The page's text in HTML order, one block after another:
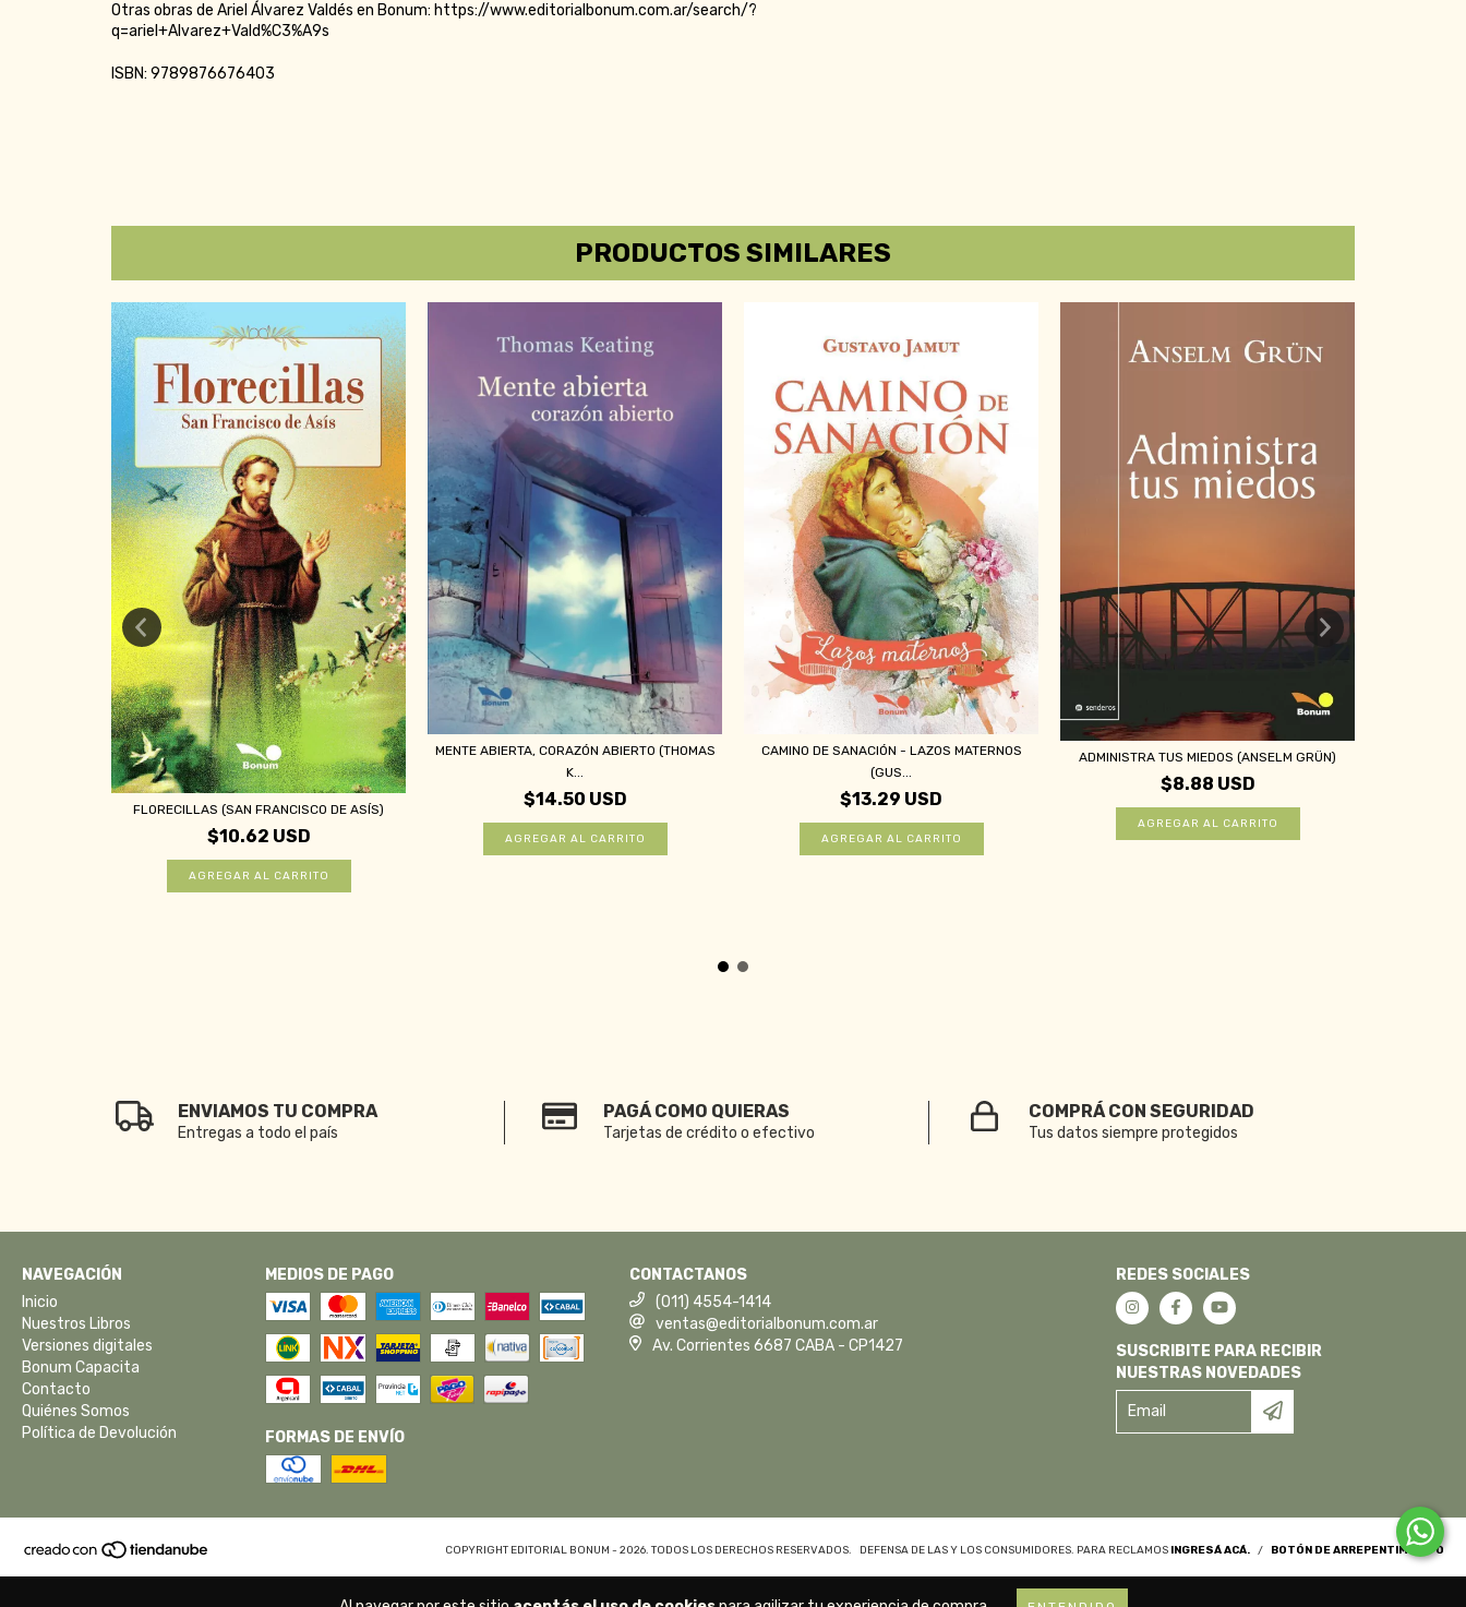
Otras obras de Ariel Álvarez Valdés en Bonum: https://www.editorialbonum.com.ar/search/?
q=ariel+Alvarez+Vald%C3%A9s
ISBN: 9789876676403
PRODUCTOS SIMILARES
FLORECILLAS (SAN FRANCISCO DE ASÍS)
$10.62 USD
MENTE ABIERTA, CORAZÓN ABIERTO (THOMAS
K...
$14.50 USD
CAMINO DE SANACIÓN - LAZOS MATERNOS
(GUS...
$13.29 USD
ADMINISTRA TUS MIEDOS (ANSELM GRÜN)
$8.88 USD
ENVIAMOS TU COMPRA
Entregas a todo el país
PAGÁ COMO QUIERAS
Tarjetas de crédito o efectivo
COMPRÁ CON SEGURIDAD
Tus datos siempre protegidos
NAVEGACIÓN
Inicio
Nuestros Libros
Versiones digitales
Bonum Capacita
Contacto
Quiénes Somos
Política de Devolución
MEDIOS DE PAGO
FORMAS DE ENVÍO
CONTACTANOS
(011) 4554-1414
ventas@editorialbonum.com.ar
Av. Corrientes 6687 CABA - CP1427
REDES SOCIALES
SUSCRIBITE PARA RECIBIR
NUESTRAS NOVEDADES
COPYRIGHT EDITORIAL BONUM - 2026. TODOS LOS DERECHOS RESERVADOS. DEFENSA DE LAS Y LOS CONSUMIDORES. PARA RECLAMOS INGRESÁ ACÁ. / BOTÓN DE ARREPENTIMIENTO